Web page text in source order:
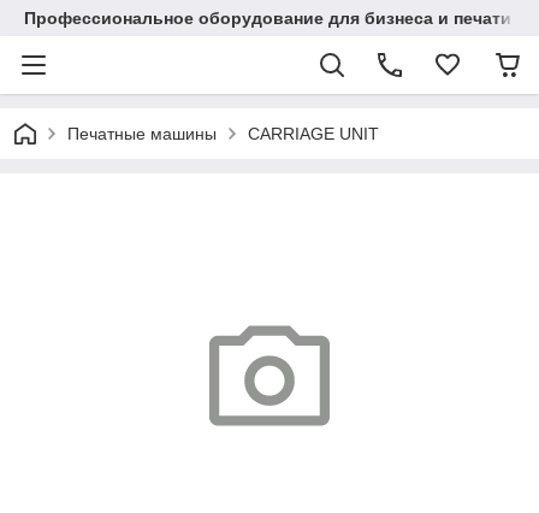
Профессиональное оборудование для бизнеса и печати в
Печатные машины CARRIAGE UNIT